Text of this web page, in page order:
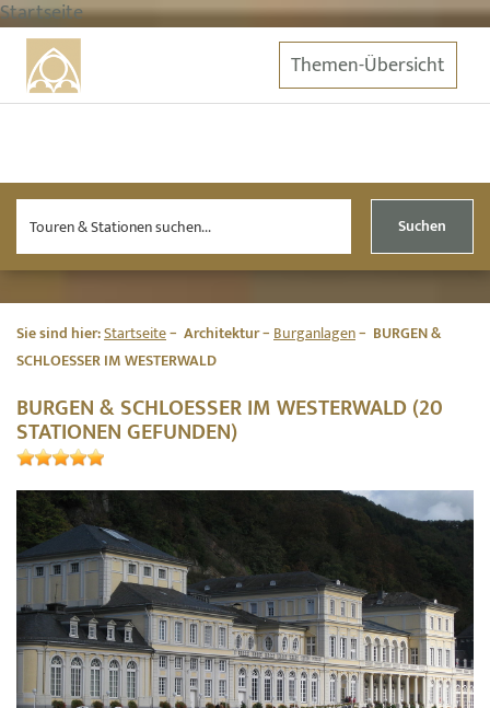
Startseite
Themen-Übersicht
Suchen
Sie sind hier:Startseite Architektur Burganlagen
BURGEN &
SCHLOESSER IM WESTERWALD
BURGEN & SCHLOESSER IM WESTERWALD (20
STATIONEN GEFUNDEN)